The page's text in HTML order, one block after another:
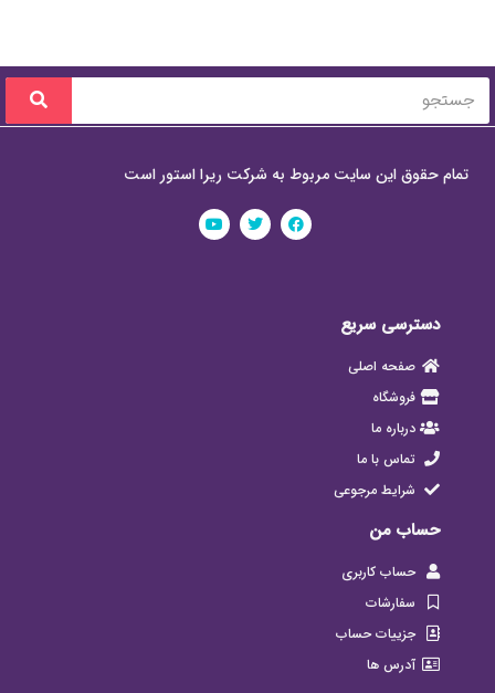
تمام حقوق این سایت مربوط به شرکت ریرا استور است
دسترسی سریع
صفحه اصلی
فروشگاه
درباره ما
تماس با ما
شرایط مرجوعی
حساب من
حساب کاربری
سفارشات
جزییات حساب
آدرس ها